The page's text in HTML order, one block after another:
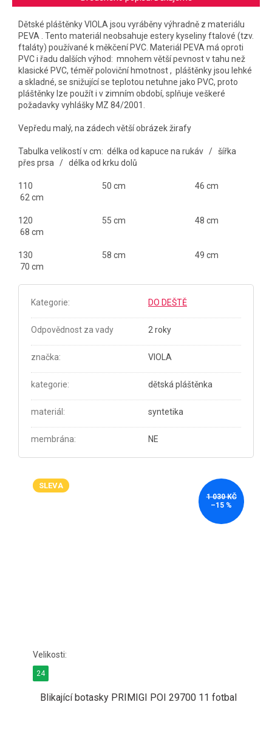
Dětské pláštěnky VIOLA jsou vyráběny výhradně z materiálu
PEVA . Tento materiál neobsahuje estery kyseliny ftalové (tzv.
ftaláty) používané k měkčení PVC. Materiál PEVA má oproti
PVC i řadu dalších výhod: mnohem větší pevnost v tahu než
klasické PVC, téměř poloviční hmotnost , pláštěnky jsou lehké
a skladné, se snižující se teplotou netuhne jako PVC, proto
pláštěnky lze použít i v zimním období, splňuje veškeré
požadavky vyhlášky MZ 84/2001.
Vepředu malý, na zádech větší obrázek žirafy
Tabulka velikostí v cm: délka od kapuce na rukáv / šířka
přes prsa / délka od krku dolů
110 50 cm 46 cm
62 cm
120 55 cm 48 cm
68 cm
130 58 cm 49 cm
70 cm
Kategorie: DO DEŠTĚ
Odpovědnost za vady 2 roky
značka: VIOLA
kategorie: dětská pláštěnka
materiál : syntetika
membrána: NE
SLEVA
1 030 KČ
–15 %
Blikající botasky PRIMIGI POI 29700 11 fotbal
24